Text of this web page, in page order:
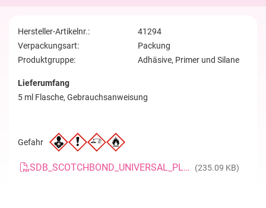
Hersteller-Artikelnr.:
41294
Verpackungsart:
Packung
Produktgruppe:
Adhäsive, Primer und Silane
Lieferumfang
5 ml Flasche, Gebrauchsanweisung
Gefahr
SDB_SCOTCHBOND_UNIVERSAL_PLUS_ADHAESIV_20230104_DE (235.09 KB)